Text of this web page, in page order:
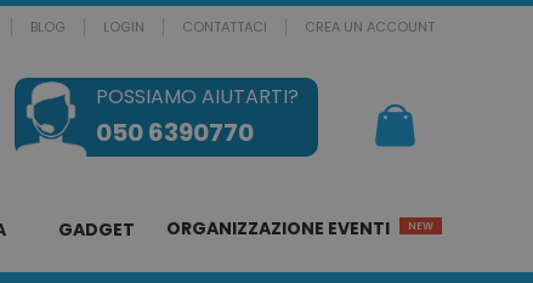
BLOG LOGIN CONTATTACI CREA UN ACCOUNT
POSSIAMO AIUTARTI?
050 6390770
GADGET ORGANIZZAZIONE EVENTI NEW